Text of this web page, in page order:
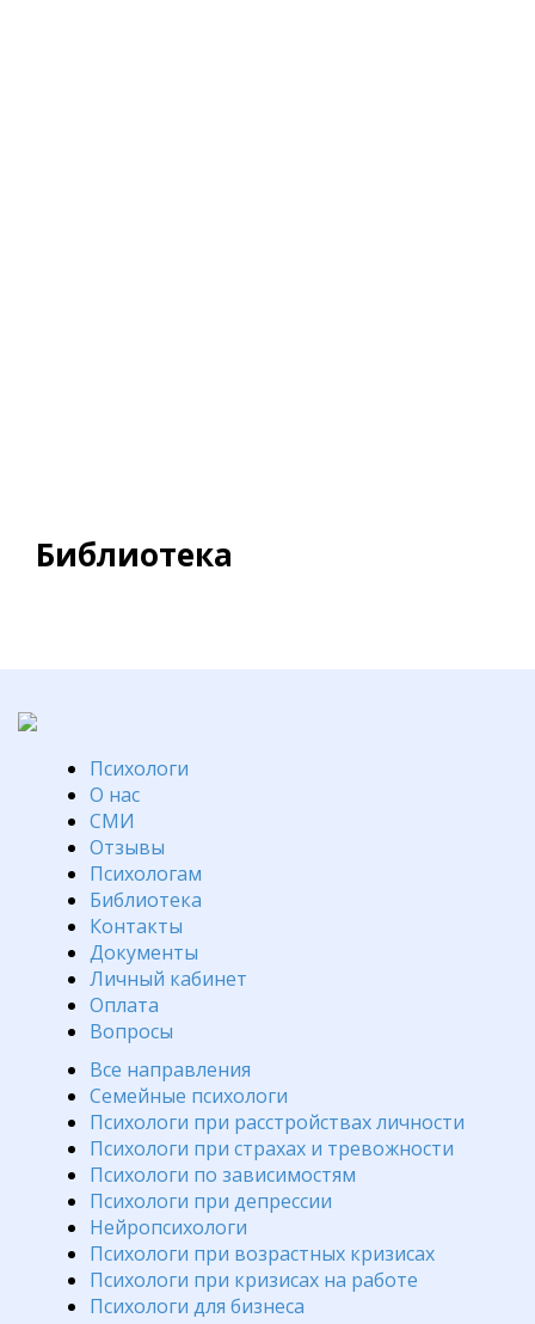
Библиотека
Психологи
О нас
СМИ
Отзывы
Психологам
Библиотека
Контакты
Документы
Личный кабинет
Оплата
Вопросы
Все направления
Семейные психологи
Психологи при расстройствах личности
Психологи при страхах и тревожности
Психологи по зависимостям
Психологи при депрессии
Нейропсихологи
Психологи при возрастных кризисах
Психологи при кризисах на работе
Психологи для бизнеса